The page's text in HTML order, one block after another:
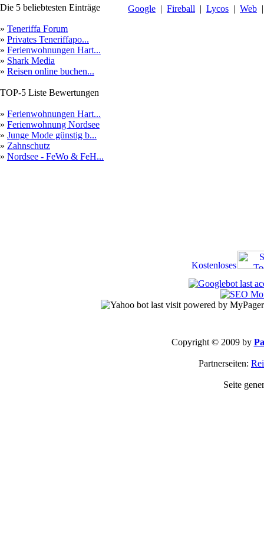
Die 5 beliebtesten Einträge
» Teneriffa Forum
» Privates Teneriffapo...
» Ferienwohnungen Hart...
» Shark Media
» Reisen online buchen...
TOP-5 Liste Bewertungen
» Ferienwohnungen Hart...
» Ferienwohnung Nordsee
» Junge Mode günstig b...
» Zahnschutz
» Nordsee - FeWo & FeH...
Google | Fireball | Lycos | Web
Copyright © 2009 by
Partnerseiten:
Seite